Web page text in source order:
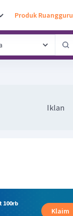
Produk Ruangguru
Iklan
100rb
Klaim